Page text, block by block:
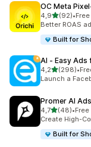
OC Meta
4,9/ 5 tähteä
(92)
92 arvostelua
•
Better ROAS
Built for
AI ‑ Easy
4,2/ 5 tähteä
(298)
298 •
Launch a
Promer AI
4,7/ 5 tähteä
(48)
48 arvostelua
•
Create High-
Built for